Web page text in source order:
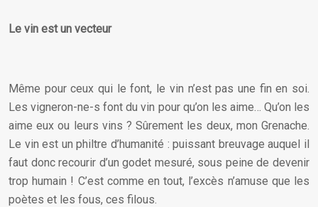
Le vin est un vecteur
Même pour ceux qui le font, le vin n’est pas une fin en soi.
Les vigneron-ne-s font du vin pour qu’on les aime… Qu’on les
aime eux ou leurs vins ? Sûrement les deux, mon Grenache.
Le vin est un philtre d’humanité : puissant breuvage auquel il
faut donc recourir d’un godet mesuré, sous peine de devenir
trop humain ! C’est comme en tout, l’excès n’amuse que les
poètes et les fous, ces filous.